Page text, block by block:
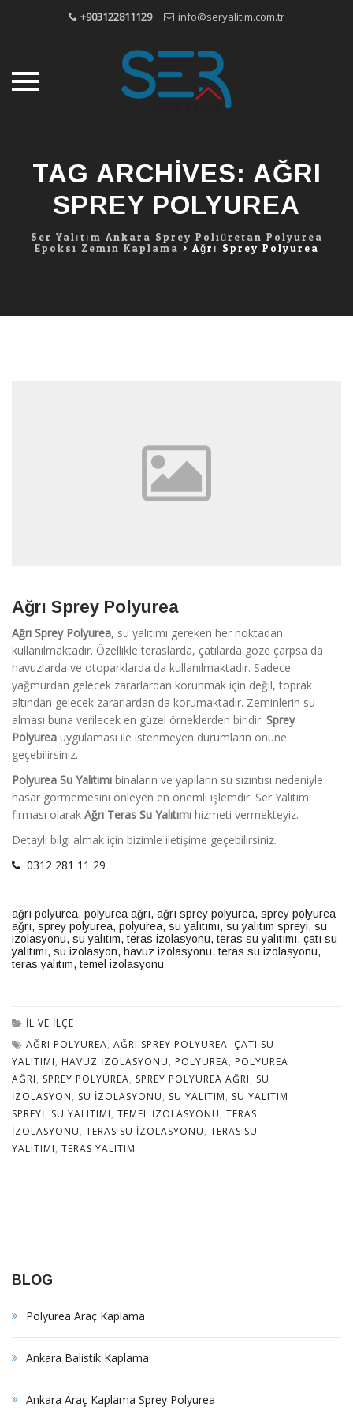
+903122811129 info@seryalitim.com.tr
contentTAG ARCHIVES: AĞRI
SPREY POLYUREA
Ser Yalıtım Ankara Sprey Poliüretan Polyurea
Epoksi Zemin Kaplama > Ağrı Sprey Polyurea
Ağrı Sprey Polyurea
Ağrı Sprey Polyurea, su yalıtımı gereken her noktadan
kullanılmaktadır. Özellikle teraslarda, çatılarda göze çarpsa da
havuzlarda ve otoparklarda da kullanılmaktadır. Sadece
yağmurdan gelecek zararlardan korunmak için değil, toprak
altından gelecek zararlardan da korumaktadır. Zeminlerin su
alması buna verilecek en güzel örneklerden biridir. Sprey
Polyurea uygulaması ile istenmeyen durumların önüne
geçebilirsiniz.
Polyurea Su Yalıtımı binaların ve yapıların su sızıntısı nedeniyle
hasar görmemesini önleyen en önemli işlemdir. Ser Yalıtım
firması olarak Ağrı Teras Su Yalıtımı hizmeti vermekteyiz.
Detaylı bilgi almak için bizimle iletişime geçebilirsiniz.
0312 281 11 29
ağrı polyurea, polyurea ağrı, ağrı sprey polyurea, sprey polyurea
ağrı, sprey polyurea, polyurea, su yalıtımı, su yalıtım spreyi, su
izolasyonu, su yalıtım, teras izolasyonu, teras su yalıtımı, çatı su
yalıtımı, su izolasyon, havuz izolasyonu, teras su izolasyonu,
teras yalıtım, temel izolasyonu
İL VE İLÇE
AĞRI POLYUREA, AĞRI SPREY POLYUREA, ÇATI SU
YALITIMI, HAVUZ IZOLASYONU, POLYUREA, POLYUREA
AĞRI, SPREY POLYUREA, SPREY POLYUREA AĞRI, SU
IZOLASYON, SU IZOLASYONU, SU YALITIM, SU YALITIM
SPREYI, SU YALITIMI, TEMEL IZOLASYONU, TERAS
IZOLASYONU, TERAS SU IZOLASYONU, TERAS SU
YALITIMI, TERAS YALITIM
BLOG
Polyurea Araç Kaplama
Ankara Balistik Kaplama
Ankara Araç Kaplama Sprey Polyurea